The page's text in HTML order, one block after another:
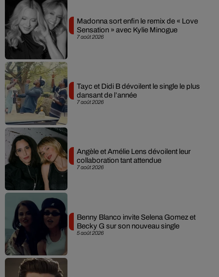
7 août 2026
Madonna sort enfin le remix de « Love
Sensation » avec Kylie Minogue
7 août 2026
Tayc et Didi B dévoilent le single le plus
dansant de l’année
7 août 2026
Angèle et Amélie Lens dévoilent leur
collaboration tant attendue
5 août 2026
Benny Blanco invite Selena Gomez et
Becky G sur son nouveau single